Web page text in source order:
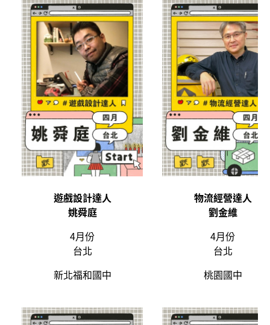
遊戲設計達人
姚舜庭
物流經營達人
劉金維
4月份
台北
4月份
台北
新北福和國中
桃園國中